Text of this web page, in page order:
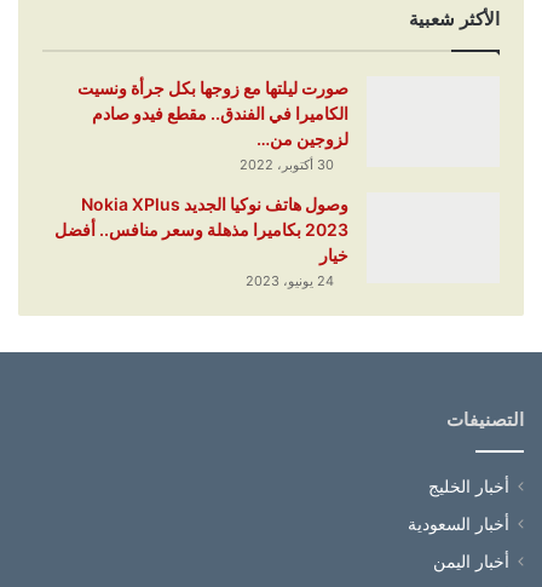
الأكثر شعبية
صورت ليلتها مع زوجها بكل جرأة ونسيت
الكاميرا في الفندق.. مقطع فيدو صادم
لزوجين من…
30 أكتوبر، 2022
وصول هاتف نوكيا الجديد Nokia XPlus
2023 بكاميرا مذهلة وسعر منافس.. أفضل
خيار
24 يونيو، 2023
التصنيفات
أخبار الخليج
أخبار السعودية
أخبار اليمن